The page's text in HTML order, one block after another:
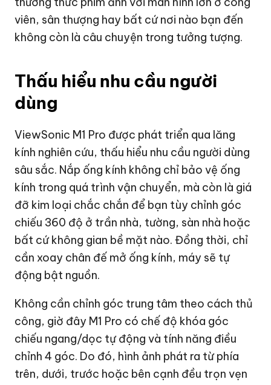
viên, sân thượng hay bất cứ nơi nào bạn đến
không còn là câu chuyện trong tưởng tượng.
Thấu hiểu nhu cầu người
dùng
ViewSonic M1 Pro được phát triển qua lăng
kính nghiên cứu, thấu hiểu nhu cầu người dùng
sâu sắc. Nắp ống kính không chỉ bảo vệ ống
kính trong quá trình vận chuyển, mà còn là giá
đỡ kim loại chắc chắn để bạn tùy chỉnh góc
chiếu 360 độ ở trần nhà, tường, sàn nhà hoặc
bất cứ không gian bề mặt nào. Đồng thời, chỉ
cần xoay chân đế mở ống kính, máy sẽ tự
động bật nguồn.
Không cần chỉnh góc trung tâm theo cách thủ
công, giờ đây M1 Pro có chế độ khóa góc
chiếu ngang/dọc tự động và tính năng điều
chỉnh 4 góc. Do đó, hình ảnh phát ra từ phía
trên, dưới, trước hoặc bên cạnh đều trọn vẹn